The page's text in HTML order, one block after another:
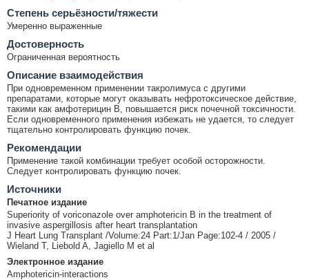
Cтепень серьёзности/тяжести
Умеренно выраженные
Достоверность
Ограниченная вероятность
Описание взаимодействия
При одновременном применении такролимуса с другими
препаратами, которые могут оказывать нефротоксическое действие,
такими как амфотерицин B, повышается риск почечной токсичности.
Если одновременного применения избежать не удается, то следует
тщательно контролировать функцию почек.
Рекомендации
Применение такой комбинации требует особой осторожности.
Следует контролировать функцию почек.
Источники
Печатное издание
Superiority of voriconazole over amphotericin B in the treatment of
invasive aspergillosis after heart transplantation
J Heart Lung Transplant /Volume:24 Part:1/Jan Page:102-4 / 2005 /
Wieland T, Liebold A, Jagiello M et al
Электронное издание
Amphotericin-interactions